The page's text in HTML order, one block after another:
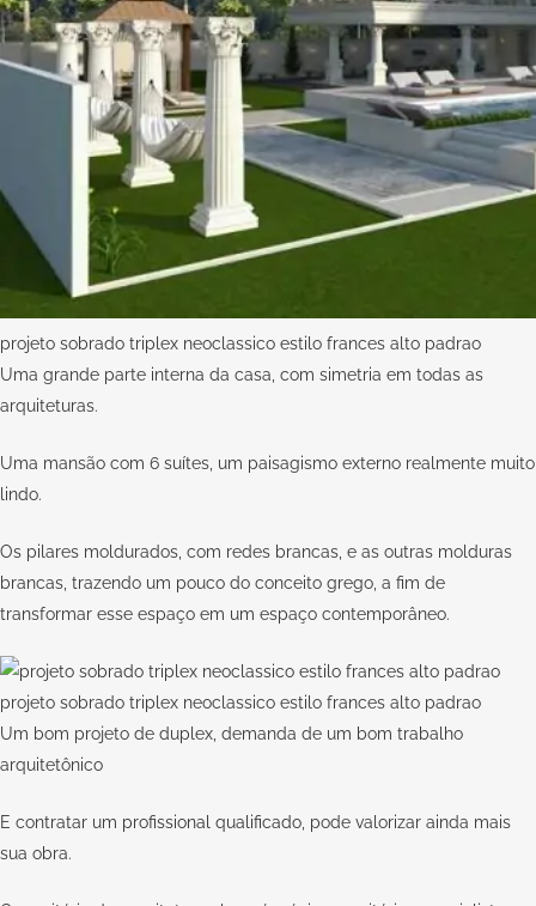
projeto sobrado triplex neoclassico estilo frances alto padrao
Uma grande parte interna da casa, com simetria em todas as
arquiteturas.
Uma mansão com 6 suítes, um paisagismo externo realmente muito
lindo.
Os pilares moldurados, com redes brancas, e as outras molduras
brancas, trazendo um pouco do conceito grego, a fim de
transformar esse espaço em um espaço contemporâneo.
projeto sobrado triplex neoclassico estilo frances alto padrao
Um bom projeto de duplex, demanda de um bom trabalho
arquitetônico
E contratar um profissional qualificado , pode valorizar ainda mais
sua obra.